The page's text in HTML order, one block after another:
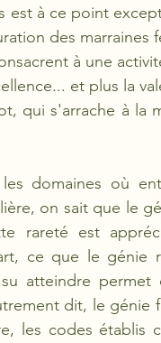
est à ce point
des marraines
à une
et plus la
qui s'arrache à la
domaines où
on sait que le
rareté est
ce que le génie
atteindre
dit, le génie
les codes établis